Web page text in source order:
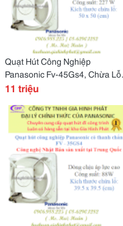
Quạt Hút Công Nghiệp
Panasonic Fv-45Gs4, Chừa Lỗ
Tường 50 X 50 Cm
11 triệu